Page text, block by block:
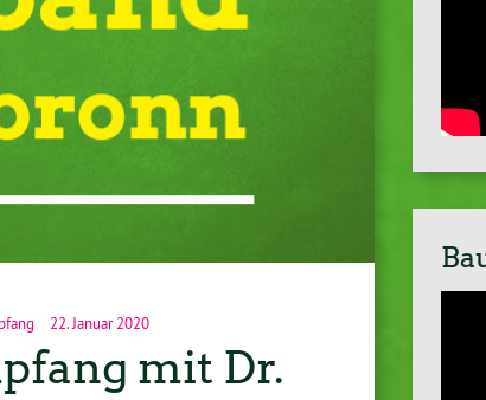
22. Januar 2020
mit Dr.